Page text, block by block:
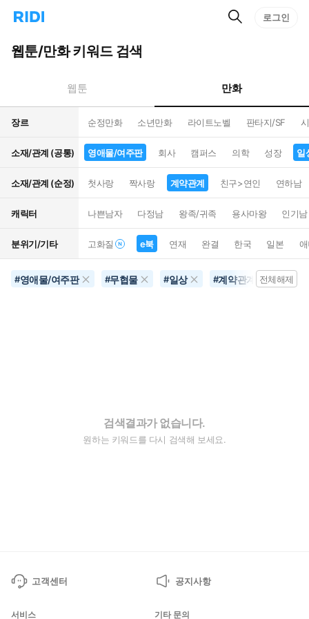
리
홈
으
턴
트
검
로그인
웹툰/만화 키워드 검색
웹툰 만화
장르 순정만화 소년만화 라이트노벨 판타지/SF
소재/관계 (공통) 영애물/여주판 회사 캠퍼스 의학 성장 일
소재/관계 (순정) 첫사랑 짝사랑 계약관계 친구>연인 연하남
캐릭터 나쁜남자 다정남 왕족/귀족 용사마왕 인기남
분위기/기타 고화질 e북 연재 완결 한국 일본
#영애물/여주판 #무협물 #일상 #계약관계 #별점
전체해제
검색결과가 없습니다.
원하는 키워드를 다시 검색해 보세요.
고객센터 공지사항
서비스 기타 문의